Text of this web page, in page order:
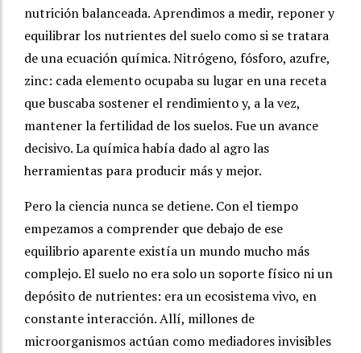
nutrición balanceada. Aprendimos a medir, reponer y
equilibrar los nutrientes del suelo como si se tratara
de una ecuación química. Nitrógeno, fósforo, azufre,
zinc: cada elemento ocupaba su lugar en una receta
que buscaba sostener el rendimiento y, a la vez,
mantener la fertilidad de los suelos. Fue un avance
decisivo. La química había dado al agro las
herramientas para producir más y mejor.
Pero la ciencia nunca se detiene. Con el tiempo
empezamos a comprender que debajo de ese
equilibrio aparente existía un mundo mucho más
complejo. El suelo no era solo un soporte físico ni un
depósito de nutrientes: era un ecosistema vivo, en
constante interacción. Allí, millones de
microorganismos actúan como mediadores invisibles